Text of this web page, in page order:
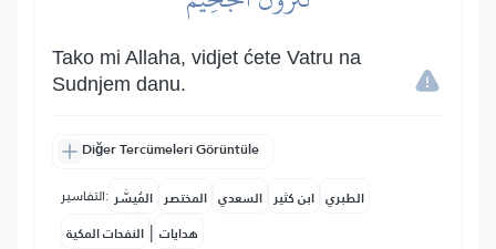
Tako mi Allaha, vidjet ćete Vatru na
Sudnjem danu.
Diğer Tercümeleri Görüntüle
التفاسير: المُيسَّر المختصر السعدي ابن كثير الطبري
النفحات المكية | هدايات